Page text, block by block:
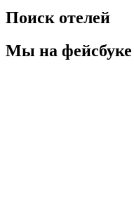
Поиск отелей
Мы на фейсбуке